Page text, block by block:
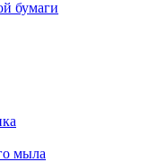
бумаги
мыла